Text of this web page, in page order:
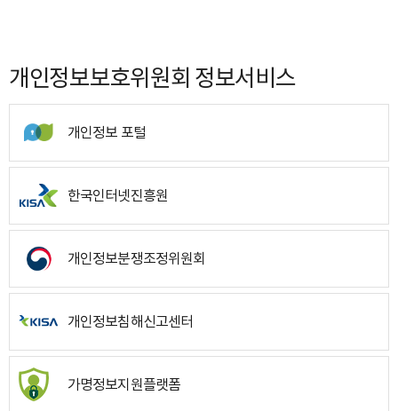
개인정보보호위원회 정보서비스
개인정보 포털
한국인터넷진흥원
개인정보분쟁조정위원회
개인정보침해신고센터
가명정보지원플랫폼